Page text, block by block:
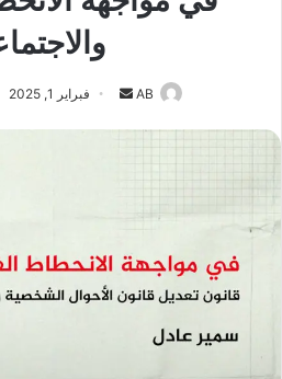
AB
أرسل فبراير 1, 2025